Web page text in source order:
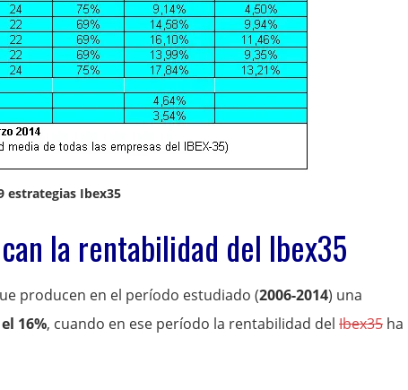
estrategias Ibex35
la rentabilidad del Ibex35
producen en el período estudiado (2006-2014) una
16%, cuando en ese período la rentabilidad del Ibex35 ha